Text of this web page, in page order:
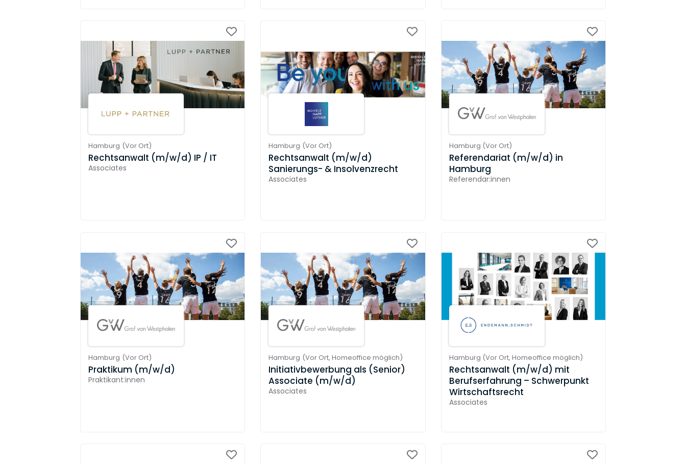
Hamburg (Vor Ort)
Rechtsanwalt (m/w/d) IP / IT
Associates
Hamburg (Vor Ort)
Rechtsanwalt (m/w/d)
Sanierungs- & Insolvenzrecht
Associates
Hamburg (Vor Ort)
Referendariat (m/w/d) in
Hamburg
Referendar:innen
Hamburg (Vor Ort)
Praktikum (m/w/d)
Praktikant:innen
Hamburg (Vor Ort,Homeoffice möglich)
Initiativbewerbung als (Senior)
Associate (m/w/d)
Associates
Hamburg (Vor Ort,Homeoffice möglich)
Rechtsanwalt (m/w/d) mit
Berufserfahrung – Schwerpunkt
Wirtschaftsrecht
Associates